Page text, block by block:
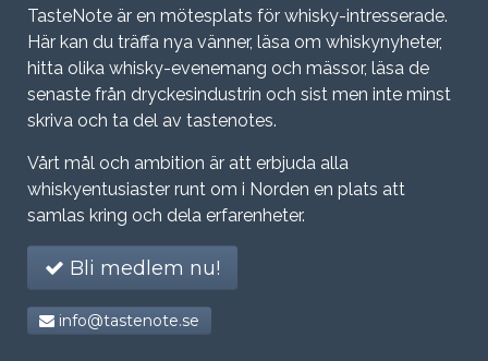
TasteNote är en mötesplats för whisky-intresserade.
Här kan du träffa nya vänner, läsa om whiskynyheter,
hitta olika whisky-evenemang och mässor, läsa de
senaste från dryckesindustrin och sist men inte minst
skriva och ta del av tastenotes.
Vårt mål och ambition är att erbjuda alla
whiskyentusiaster runt om i Norden en plats att
samlas kring och dela erfarenheter.
Bli medlem nu!
info@tastenote.se